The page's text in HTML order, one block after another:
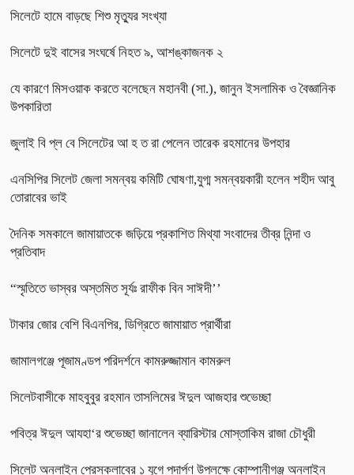
সিলেটে হামে বাড়ছে শিশু মৃত্যুর সংখ্যা
সিলেটে দুই বাসের সংঘর্ষে নিহত ৯, আশঙ্কাজনক ২
যে কারণে মিসওয়াক করতে বলেছেন মহানবী (সা.), জানুন ইসলামিক ও বৈজ্ঞানিক
উপকারিতা
জুলাই বি প্ল বে সিলেটের আ হ ত রা পেলেন তারেক রহমানের উপহার
এনসিপির সিলেট জেলা সমন্বয় কমিটি ঘোষণা,যুগ্ম সমন্বয়কারী হলেন শহীদ আবু
তোরাবের ভাই
দৈনিক সমকালে জামায়াতকে জড়িয়ে প্রকাশিত মিথ্যা সংবাদের তীব্র নিন্দা ও
প্রতিবাদ
“স্মৃতিতে ভাস্বর অস্তমিত সূর্যঃ রাফীক বিন সাঈদী’’
টাকার জোর বেশি বিএনপির, ডিগ্রিতে জামায়াত প্রার্থীরা
জামালগঞ্জে পূজামণ্ডপ পরিদর্শনে কামরুজ্জামান কামরুল
সিলেটবাসীকে মাহবুবুর রহমান তাসলিমের ঈদুল আজহার শুভেচ্ছা
পবিত্র ঈদুল আযহা‘র শুভেচ্ছা জানালেন ব্যারিস্টার মোস্তাকিম রাজা চৌধুরী
সিলেট অনলাইন প্রেসক্লাবের ১ যুগে পদার্পণ উপলক্ষে কোম্পানীগঞ্জ অনলাইন